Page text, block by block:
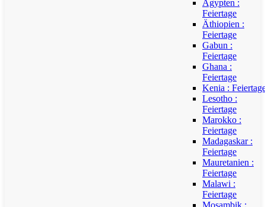
Ägypten :
Feiertage
Äthiopien :
Feiertage
Gabun :
Feiertage
Ghana :
Feiertage
Kenia :
Lesotho :
Feiertage
Marokko :
Feiertage
Madagaskar :
Feiertage
Mauretanien :
Feiertage
Malawi :
Feiertage
Mosambik :